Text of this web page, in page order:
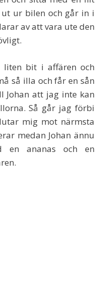
ur bilen och går in i
av att vara ute den
liten bit i affären och
så illa och får en sån
Johan att jag inte kan
Så går jag förbi
mig mot närmsta
medan Johan ännu
en ananas och en